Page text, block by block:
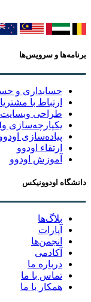
برنامه‌ها و سرویس‌ها
حسابداری و
ارتباط با
طراحی
یکپارچه‌سازی وAPI اودوو
پیاده‌سازی
ارتقاء اودوو
آموزش اودوو
دانشگاه اودوونیکس
بلاگ‌ها
آپارات
انجمن‌ها
آکادمی
درباره ما
تماس با ما
همکار با ما